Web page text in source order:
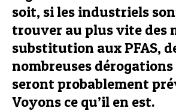
soit, si les industriels
trouver au plus vite des
substitution aux PFAS,
nombreuses
seront probablement
Voyons ce qu’il en est.